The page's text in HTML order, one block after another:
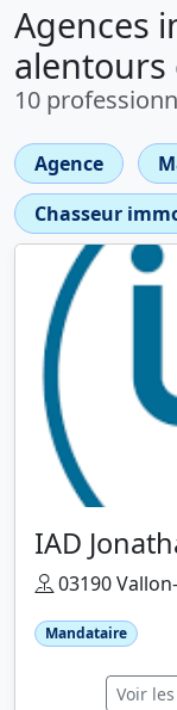
Agences
alentours
10
Agence
Chasseur
IAD
03190
Mandataire
Voir